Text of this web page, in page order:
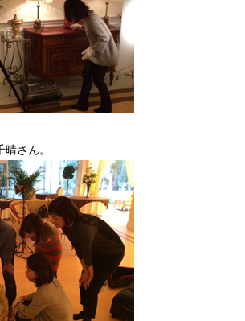
さん。